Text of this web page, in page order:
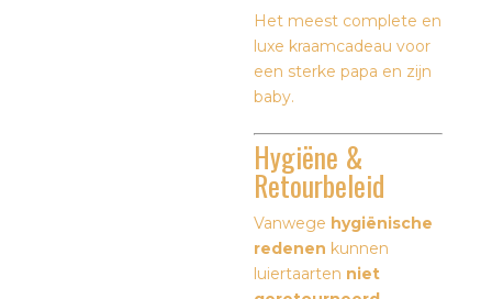
Het meest complete en
luxe kraamcadeau voor
een sterke papa en zijn
baby.
Hygiëne &
Retourbeleid
Vanwege hygiënische
redenen kunnen
luiertaarten niet